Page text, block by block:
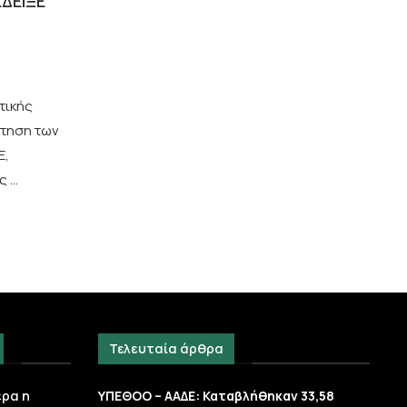
των
…
η
Τελευταία άρθρα
ΥΠΕΘΟΟ – ΑΑΔΕ: Καταβλήθηκαν 33,58